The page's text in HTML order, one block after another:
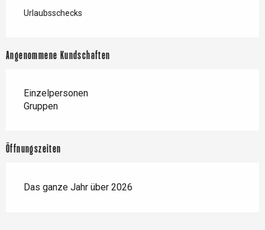
Urlaubsschecks
Angenommene Kundschaften
Einzelpersonen
Gruppen
Öffnungszeiten
Das ganze Jahr über 2026